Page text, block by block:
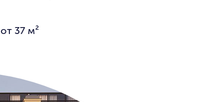
от 37 м²